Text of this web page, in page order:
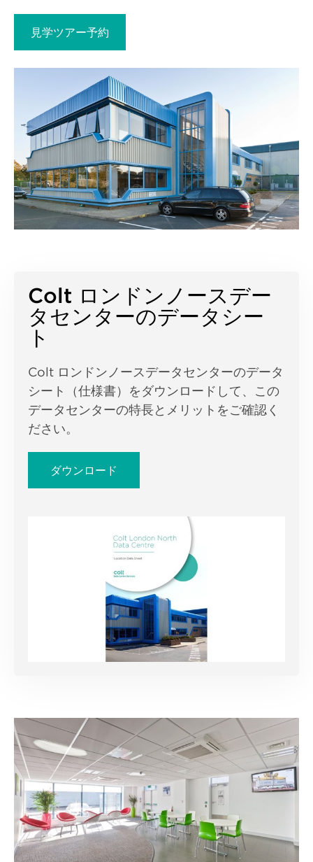
見学ツアー予約
Colt ロンドンノースデー
タセンターのデータシー
ト
Colt ロンドンノースデータセンターのデータ
シート（仕様書）をダウンロードして、この
データセンターの特長とメリットをご確認く
ださい。
ダウンロード